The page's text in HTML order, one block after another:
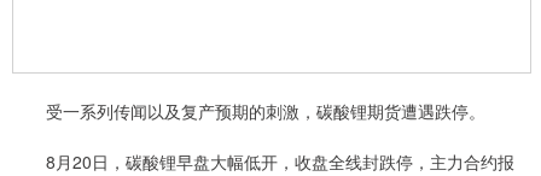
受一系列传闻以及复产预期的刺激，碳酸锂期货遭遇跌停。
8月20日，碳酸锂早盘大幅低开，收盘全线封跌停，主力合约报